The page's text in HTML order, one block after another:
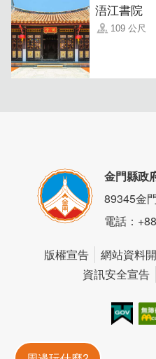
保留生蠔鮮甜的湯汁。（想
「蛤蠣湯」超大顆的蛤蠣，
處，品嘗時還能感受蛤蠣的
浯江書院
109 公尺
金門縣政
89345金
電話：
版權宣告 網站資料
資訊安全宣告